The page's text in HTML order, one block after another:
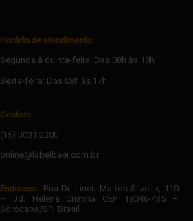
Horário de atendimento:
Segunda à quinta-feira: Das 08h às 18h
Sexta-feira: Das 08h às 17h
Contato:
(15) 3031 2300
online@labelbeer.com.br
Endereço: Rua Dr. Lineu Mattos Silveira, 110
– Jd. Helena Cristina CEP 18046-435 –
Sorocaba/SP. Brasil